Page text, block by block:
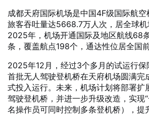
成都天府国际机场是中国4F级国际航
旅客吞吐量达5668.7万人次，居全球
2025年，机场开通国际及地区航线68
条，覆盖航点198个，通达性位居全国前
2025年12月，经过3个多月的试运行保
首批无人驾驶登机桥在天府机场圆满完
式投入运行。未来，机场计划将部署扩
驾驶登机桥，并进一步升级改造，实现
名操作员可同时控制多条登机桥），提